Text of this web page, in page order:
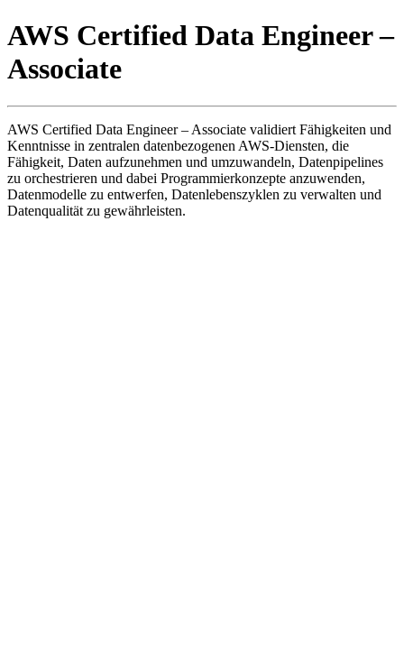
AWS Certified Data Engineer –
Associate
AWS Certified Data Engineer – Associate validiert Fähigkeiten und
Kenntnisse in zentralen datenbezogenen AWS-Diensten, die
Fähigkeit, Daten aufzunehmen und umzuwandeln, Datenpipelines
zu orchestrieren und dabei Programmierkonzepte anzuwenden,
Datenmodelle zu entwerfen, Datenlebenszyklen zu verwalten und
Datenqualität zu gewährleisten.